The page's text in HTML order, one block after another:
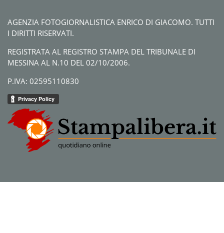
AGENZIA FOTOGIORNALISTICA ENRICO DI GIACOMO. TUTTI
I DIRITTI RISERVATI.
REGISTRATA AL REGISTRO STAMPA DEL TRIBUNALE DI
MESSINA AL N.10 DEL 02/10/2006.
P.IVA: 02595110830